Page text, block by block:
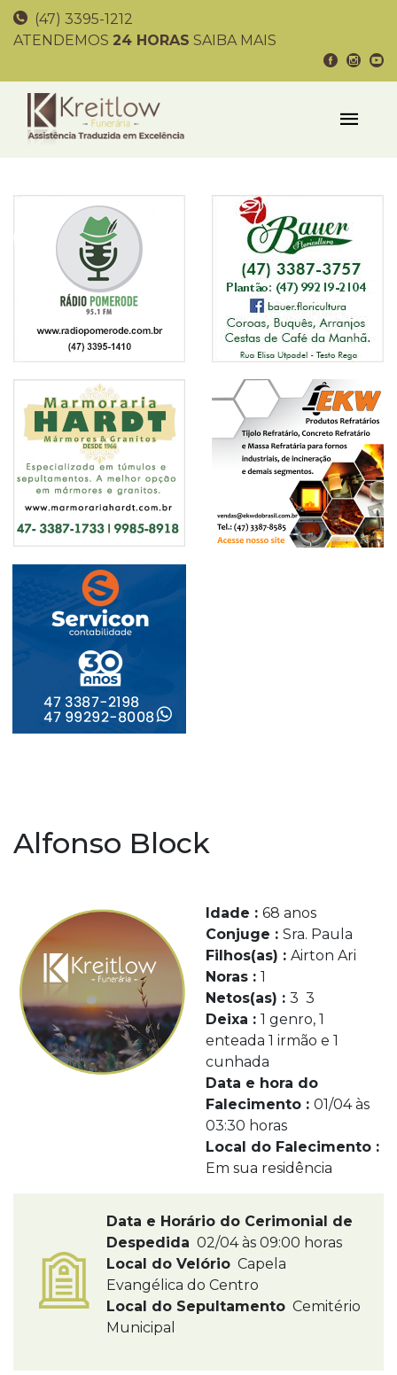
(47) 3395-1212
ATENDEMOS 24 HORAS SAIBA MAIS
Alfonso Block
Idade : 68 anos
Conjuge : Sra. Paula
Filhos(as) : Airton Ari
Noras : 1
Netos(as) : 3 3
Deixa : 1 genro, 1
enteada 1 irmão e 1
cunhada
Data e hora do
Falecimento : 01/04 às
03:30 horas
Local do Falecimento :
Em sua residência
Data e Horário do Cerimonial de
Despedida 02/04 às 09:00 horas
Local do Velório Capela
Evangélica do Centro
Local do Sepultamento Cemitério
Municipal